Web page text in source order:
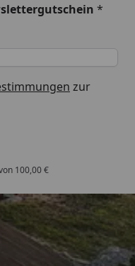
*
zur
100,00 €